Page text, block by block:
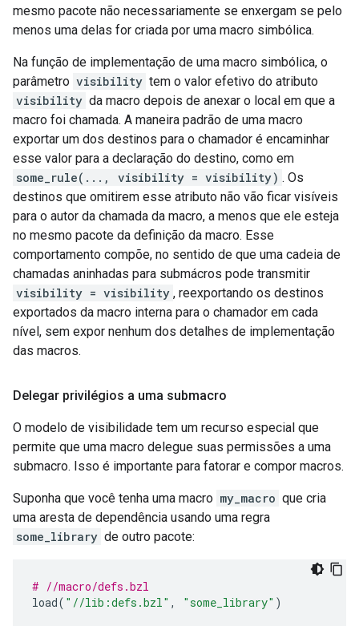
mesmo pacote não necessariamente se enxergam se pelo
menos uma delas for criada por uma macro simbólica.
Na função de implementação de uma macro simbólica, o
parâmetro visibility tem o valor efetivo do atributo
visibility da macro depois de anexar o local em que a
macro foi chamada. A maneira padrão de uma macro
exportar um dos destinos para o chamador é encaminhar
esse valor para a declaração do destino, como em
some_rule(..., visibility = visibility) . Os
destinos que omitirem esse atributo não vão ficar visíveis
para o autor da chamada da macro, a menos que ele esteja
no mesmo pacote da definição da macro. Esse
comportamento compõe, no sentido de que uma cadeia de
chamadas aninhadas para submácros pode transmitir
visibility = visibility , reexportando os destinos
exportados da macro interna para o chamador em cada
nível, sem expor nenhum dos detalhes de implementação
das macros.
Delegar privilégios a uma submacro
O modelo de visibilidade tem um recurso especial que
permite que uma macro delegue suas permissões a uma
submacro. Isso é importante para fatorar e compor macros.
Suponha que você tenha uma macro my_macro que cria
uma aresta de dependência usando uma regra
some_library de outro pacote:
# //macro/defs.bzl
load( "//lib:defs.bzl" , "some_library" )